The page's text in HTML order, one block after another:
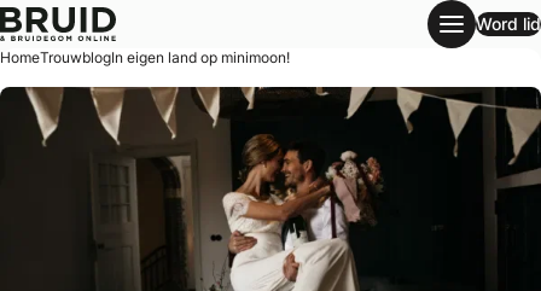
In eigen land op minimoon!
Word lid
HomeTrouwblogIn eigen land op minimoon!